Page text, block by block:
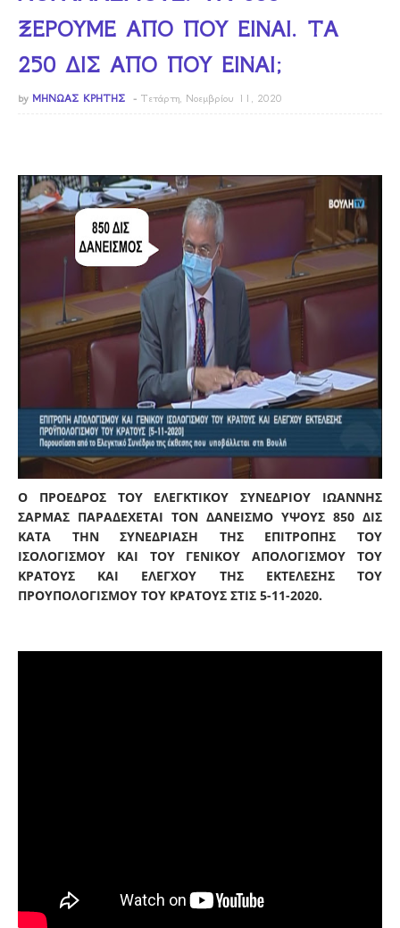
ΞΕΡΟΥΜΕ ΑΠΟ ΠΟΥ ΕΙΝΑΙ. ΤΑ
250 ΔΙΣ ΑΠΟ ΠΟΥ ΕΙΝΑΙ;
by ΜΗΝΩΑΣ ΚΡΗΤΗΣ Τετάρτη, Νοεμβρίου 11, 2020
Ο ΠΡΟΕΔΡΟΣ ΤΟΥ ΕΛΕΓΚΤΙΚΟΥ ΣΥΝΕΔΡΙΟΥ ΙΩΑΝΝΗΣ
ΣΑΡΜΑΣ ΠΑΡΑΔΕΧΕΤΑΙ ΤΟΝ ΔΑΝΕΙΣΜΟ ΥΨΟΥΣ 850 ΔΙΣ
ΚΑΤΑ ΤΗΝ ΣΥΝΕΔΡΙΑΣΗ ΤΗΣ ΕΠΙΤΡΟΠΗΣ ΤΟΥ
ΙΣΟΛΟΓΙΣΜΟΥ ΚΑΙ ΤΟΥ ΓΕΝΙΚΟΥ ΑΠΟΛΟΓΙΣΜΟΥ ΤΟΥ
ΚΡΑΤΟΥΣ ΚΑΙ ΕΛΕΓΧΟΥ ΤΗΣ ΕΚΤΕΛΕΣΗΣ ΤΟΥ
ΠΡΟΥΠΟΛΟΓΙΣΜΟΥ ΤΟΥ ΚΡΑΤΟΥΣ ΣΤΙΣ 5-11-2020.